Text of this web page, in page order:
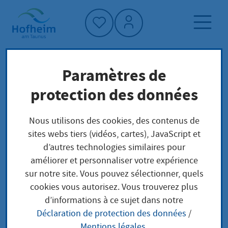
Accueil"
Page d'accueil
Trouver un service
Préoccupations locales
Wanderlager: Anzeige
Leistungsbeschreibung
Ein Wanderlager ist eine Verkaufsveranstaltung, die
Paramètres de
protection des données
Nous utilisons des cookies, des contenus de
sites webs tiers (vidéos, cartes), JavaScript et
d’autres technologies similaires pour
améliorer et personnaliser votre expérience
sur notre site. Vous pouvez sélectionner, quels
cookies vous autorisez. Vous trouverez plus
d’informations à ce sujet dans notre
Déclaration de protection des données /